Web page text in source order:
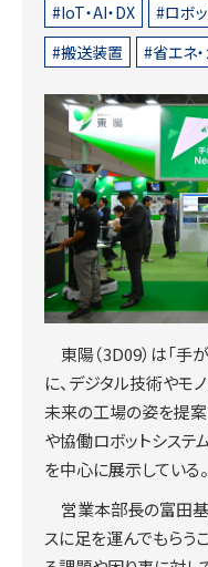
IoT・AI・DX ロボ
搬送装置
省エネ
東陽（3D09）は「手
に、デジタル技術やモ
未来の工場の姿を提案
や協働ロボットシステ
を中心に展示している。
営業本部長の富田
スに足を運んでもらう